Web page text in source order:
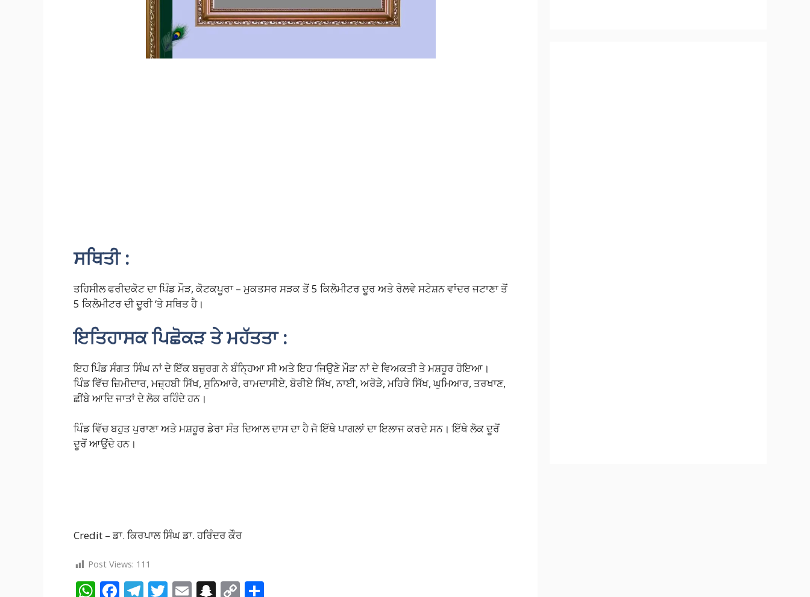
ਸਥਿਤੀ :
ਤਹਿਸੀਲ ਫਰੀਦਕੋਟ ਦਾ ਪਿੰਡ ਮੌੜ, ਕੋਟਕਪੂਰਾ – ਮੁਕਤਸਰ ਸੜਕ ਤੋਂ 5 ਕਿਲੋਮੀਟਰ ਦੂਰ ਅਤੇ ਰੇਲਵੇ ਸਟੇਸ਼ਨ ਵਾਂਦਰ ਜਟਾਣਾ ਤੋਂ
5 ਕਿਲੋਮੀਟਰ ਦੀ ਦੂਰੀ ‘ਤੇ ਸਥਿਤ ਹੈ।
ਇਤਿਹਾਸਕ ਪਿਛੋਕੜ ਤੇ ਮਹੱਤਤਾ :
ਇਹ ਪਿੰਡ ਸੰਗਤ ਸਿੰਘ ਨਾਂ ਦੇ ਇੱਕ ਬਜ਼ੁਰਗ ਨੇ ਬੰਨ੍ਹਿਆ ਸੀ ਅਤੇ ਇਹ ‘ਜਿਉਣੇ ਮੌੜ’ ਨਾਂ ਦੇ ਵਿਅਕਤੀ ਤੇ ਮਸ਼ਹੂਰ ਹੋਇਆ।
ਪਿੰਡ ਵਿੱਚ ਜ਼ਿਮੀਦਾਰ, ਮਜ਼੍ਹਬੀ ਸਿੱਖ, ਸੁਨਿਆਰੇ, ਰਾਮਦਾਸੀਏ, ਬੋਰੀਏ ਸਿੱਖ, ਨਾਈ, ਅਰੋੜੇ, ਮਹਿਰੇ ਸਿੱਖ, ਘੁਮਿਆਰ, ਤਰਖਾਣ,
ਛੀਂਬੇ ਆਦਿ ਜਾਤਾਂ ਦੇ ਲੋਕ ਰਹਿੰਦੇ ਹਨ।
ਪਿੰਡ ਵਿੱਚ ਬਹੁਤ ਪੁਰਾਣਾ ਅਤੇ ਮਸ਼ਹੂਰ ਡੇਰਾ ਸੰਤ ਦਿਆਲ ਦਾਸ ਦਾ ਹੈ ਜੋ ਇੱਥੇ ਪਾਗਲਾਂ ਦਾ ਇਲਾਜ ਕਰਦੇ ਸਨ। ਇੱਥੇ ਲੋਕ ਦੂਰੋਂ
ਦੂਰੋਂ ਆਉਂਦੇ ਹਨ।
Credit – ਡਾ. ਕਿਰਪਾਲ ਸਿੰਘ ਡਾ. ਹਰਿੰਦਰ ਕੌਰ
Post Views: 111
W F T T E S C